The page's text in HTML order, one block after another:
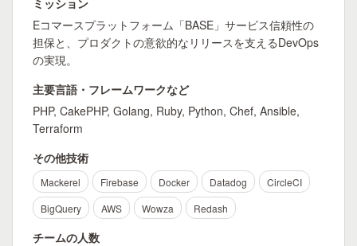
ミッション
Eコマースプラットフォーム「BASE」サービス信頼性の
担保と、プロダクトの意欲的なリリースを支えるDevOps
の実現。
主要言語・フレームワークなど
PHP, CakePHP, Golang, Ruby, Python, Chef, Ansible,
Terraform
その他技術
Mackerel Firebase Docker Datadog
CircleCI
BigQuery
AWS Wowza Redash
チームの人数